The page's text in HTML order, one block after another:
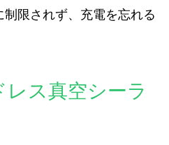
限されず、充電を忘れる
レス真空シーラ